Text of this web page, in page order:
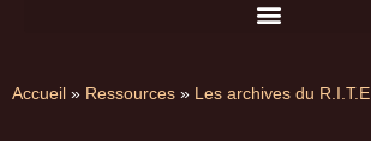
Accueil » Ressources » Les archives du R.I.T.E